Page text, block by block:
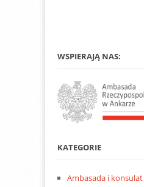
WSPIERAJĄ NAS:
KATEGORIE
Ambasada i konsulat